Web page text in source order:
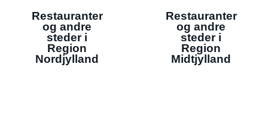
Restauranter
og andre
steder i
Region
Nordjylland
Restauranter
og andre
steder i
Region
Midtjylland